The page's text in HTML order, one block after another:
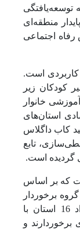
توسعه‌یافتگی
منطقه‌ای
رفاه اجتماعی
کاربردی است.
کودکان زیر
خانوار
استان‌های
کاب داگلاس
تابع
است.
کشور است که بر اساس
سال 95) به دو گروه برخوردار
و کم برخوردار تقسیم‌بندی شده‌اند. تعداد 16 استان با
برخوردارند و